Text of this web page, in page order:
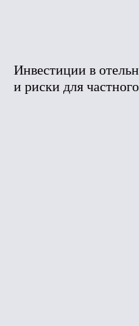
Инвестиции в
и риски для